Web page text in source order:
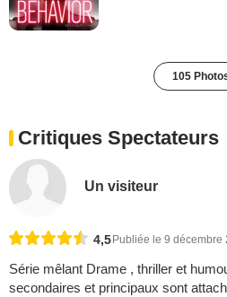
105
Critiques Spectateurs
Un visiteur
4,5Publiée le 9 décembre
Série mêlant Drame , thriller et
secondaires et principaux sont